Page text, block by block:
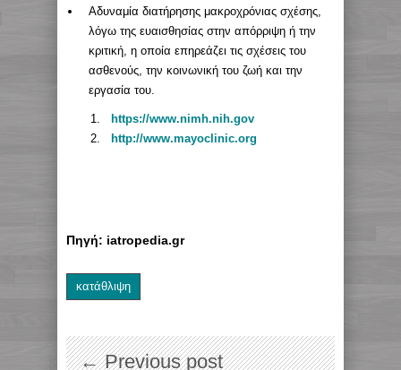
Αδυναμία διατήρησης μακροχρόνιας σχέσης,
λόγω της ευαισθησίας στην απόρριψη ή την
κριτική, η οποία επηρεάζει τις σχέσεις του
ασθενούς, την κοινωνική του ζωή και την
εργασία του.
https://www.nimh.nih.gov
http://www.mayoclinic.org
Πηγή: iatropedia.gr
κατάθλιψη
← Previous post